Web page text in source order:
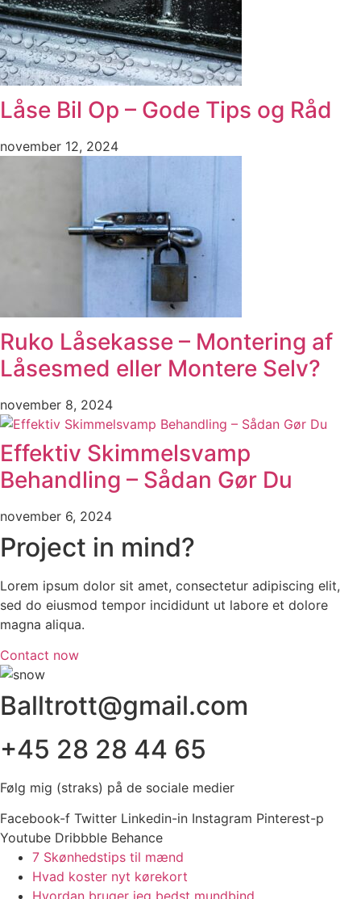
Låse Bil Op – Gode Tips og Råd
november 12, 2024
Ruko Låsekasse – Montering af
Låsesmed eller Montere Selv?
november 8, 2024
Effektiv Skimmelsvamp
Behandling – Sådan Gør Du
november 6, 2024
Project in mind?
Lorem ipsum dolor sit amet, consectetur adipiscing elit,
sed do eiusmod tempor incididunt ut labore et dolore
magna aliqua.
Contact now
Balltrott@gmail.com
+45 28 28 44 65
Følg mig (straks) på de sociale medier
Facebook-f Twitter Linkedin-in Instagram Pinterest-p
Youtube Dribbble Behance
7 Skønhedstips til mænd
Hvad koster nyt kørekort